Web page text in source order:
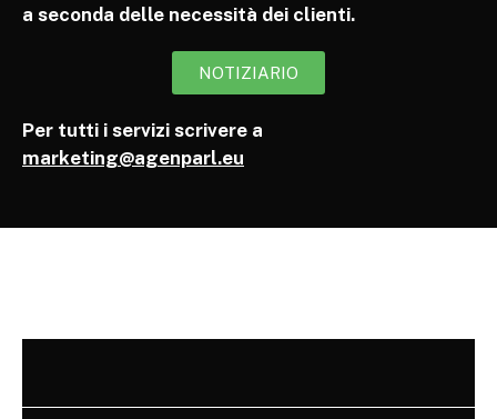
a seconda delle necessità dei clienti.
NOTIZIARIO
Per tutti i servizi scrivere a
marketing@agenparl.eu